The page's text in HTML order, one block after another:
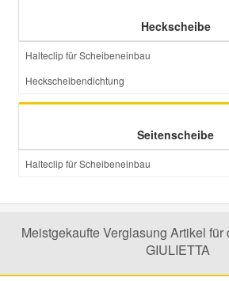
Heckscheibe
Halteclip für Scheibeneinbau
Heckscheibendichtung
Seitenscheibe
Halteclip für Scheibeneinbau
Meistgekaufte Verglasung Artikel
GIULIETTA
Mitsubishi Ersatzteile
Nissan Ersatzteile
Porsche Ersatzteile
Skoda Ersatzteile